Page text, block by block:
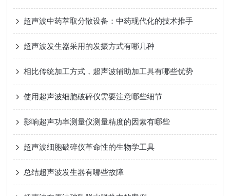
超声波中药萃取分散设备：中药现代化的技术推手
超声波发生器采用的发振方式有哪几种
相比传统加工方式，超声波辅助加工具有哪些优势
使用超声波细胞破碎仪需要注意哪些细节
影响超声功率测量仪测量精度的因素有哪些
超声波细胞破碎仪革命性的生物学工具
总结超声波发生器有哪些故障